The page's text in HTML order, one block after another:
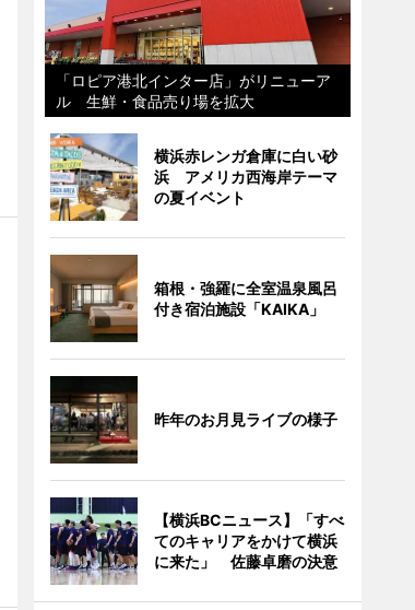
「ロピア港北インター店」がリニューア
ル 生鮮・食品売り場を拡大
横浜赤レンガ倉庫に白い砂
浜 アメリカ西海岸テーマ
の夏イベント
箱根・強羅に全室温泉風呂
付き宿泊施設「KAIKA」
昨年のお月見ライブの様子
【横浜BCニュース】「すべ
てのキャリアをかけて横浜
に来た」 佐藤卓磨の決意